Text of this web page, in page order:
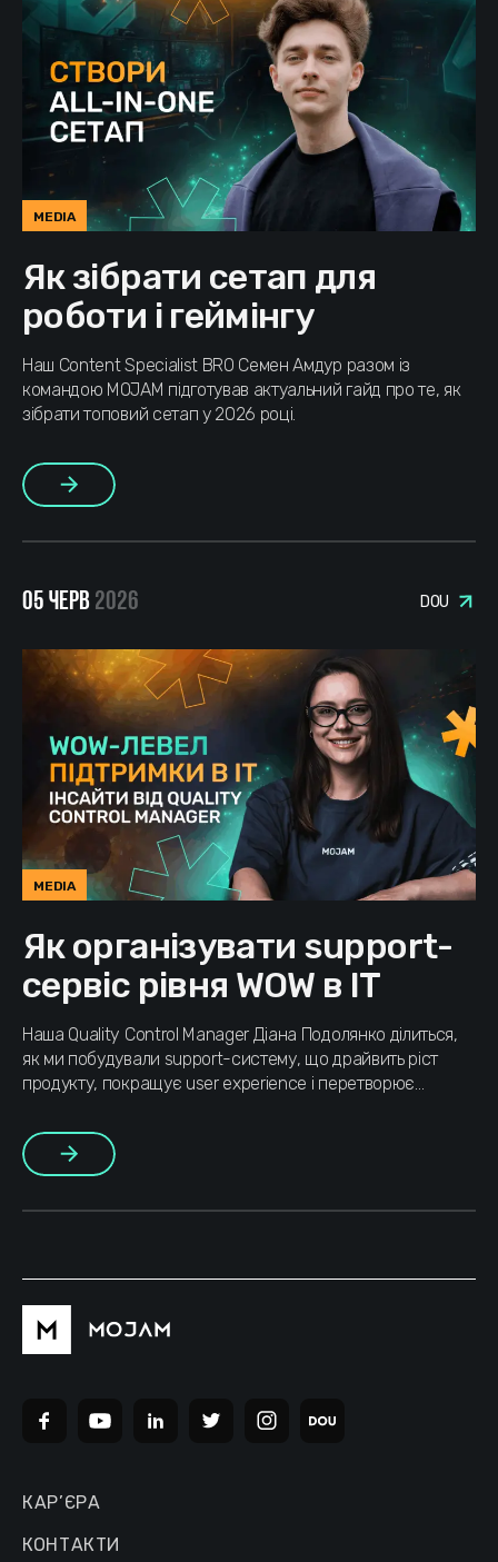
MEDIA
Як зібрати сетап для
роботи і геймінгу
Наш Content Specialist BRO Семен Амдур разом із
командою MOJAM підготував актуальний гайд про те, як
зібрати топовий сетап у 2026 році.
05 ЧЕРВ2026 DOU
MEDIA
Як організувати support-
сервіс рівня WOW в IT
Наша Quality Control Manager Діана Подолянко ділиться,
як ми побудували support-систему, що драйвить ріст
продукту, покращує user experience і перетворює
КАР’ЄРА
КОНТАКТИ